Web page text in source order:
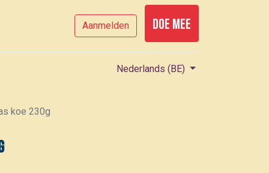
Aanmelden Doe mee
Nederlands (BE)
koe 230g